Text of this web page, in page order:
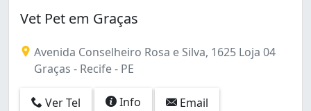
Vet Pet em Graças
Avenida Conselheiro Rosa e Silva, 1625 Loja 04
Graças - Recife - PE
Ver Tel Info Email